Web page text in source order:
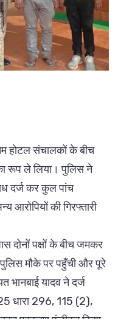
होटल संचालकों के बीच
रूप ले लिया। पुलिस ने
दर्ज कर कुल पांच
आरोपियों की गिरफ्तारी
दोनों पक्षों के बीच जमकर
मौके पर पहुँची और पूरे
भानबाई यादव ने दर्ज
धारा 296, 115 (2),